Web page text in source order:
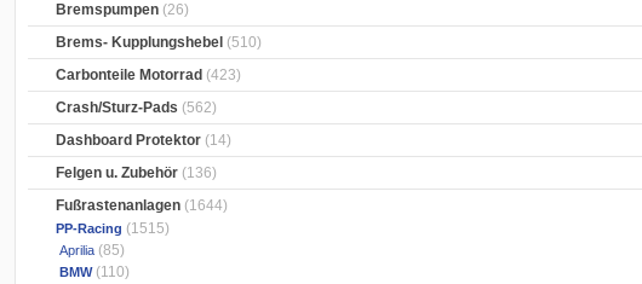
Bremspumpen (26)
Brems- Kupplungshebel (510)
Carbonteile Motorrad (423)
Crash/Sturz-Pads (562)
Dashboard Protektor (14)
Felgen u. Zubehör (136)
Fußrastenanlagen (1644)
PP-Racing (1515)
Aprilia (85)
BMW(110)